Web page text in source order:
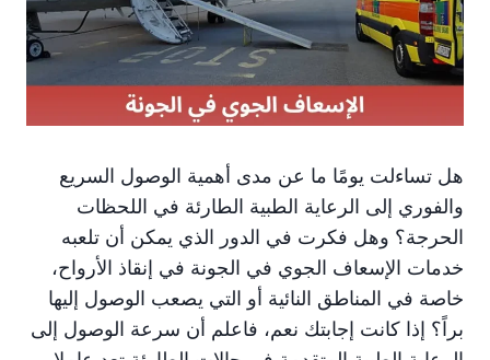
هل تساءلت يومًا ما عن مدى أهمية الوصول السريع
والفوري إلى الرعاية الطبية الطارئة في اللحظات
الحرجة؟ وهل فكرت في الدور الذي يمكن أن تلعبه
خدمات الإسعاف الجوي في الجونة في إنقاذ الأرواح،
خاصة في المناطق النائية أو التي يصعب الوصول إليها
براً؟ إذا كانت إجابتك نعم، فاعلم أن سرعة الوصول إلى